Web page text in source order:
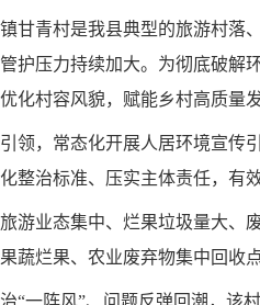
甘青村是我县典型的旅游村落
护压力持续加大。为彻底破解
化村容风貌，赋能乡村高质量发
领，常态化开展人居环境宣传
整治标准、压实主体责任，有
游业态集中、烂果垃圾量大、
蔬烂果、农业废弃物集中回收
“一阵风”、问题反弹回潮，